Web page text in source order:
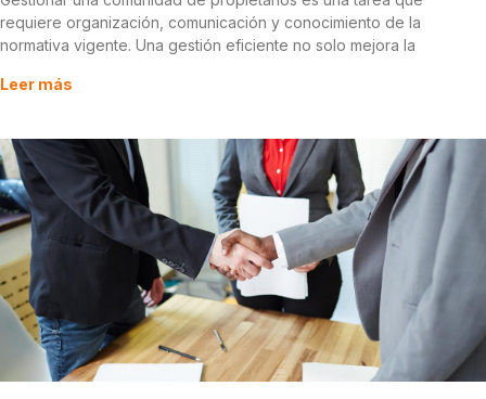
requiere organización, comunicación y conocimiento de la
normativa vigente. Una gestión eficiente no solo mejora la
Leer más